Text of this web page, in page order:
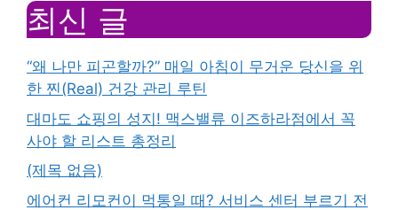
최신 글
“왜 나만 피곤할까?” 매일 아침이 무거운 당신을 위
한 찐(Real) 건강 관리 루틴
대마도 쇼핑의 성지! 맥스밸류 이즈하라점에서 꼭
사야 할 리스트 총정리
(제목 없음)
에어컨 리모컨이 먹통일 때? 서비스 센터 부르기 전